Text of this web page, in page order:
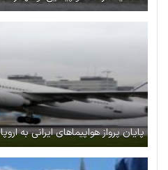
پایان پرواز هواپیماهای ایرانی به اروپا